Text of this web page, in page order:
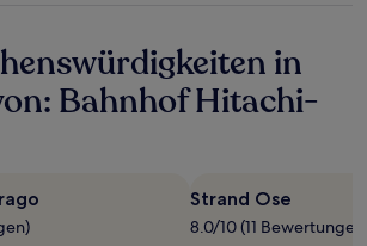
in
Bahnhof Hitachi-
Strand Ose
8.0/10 (11